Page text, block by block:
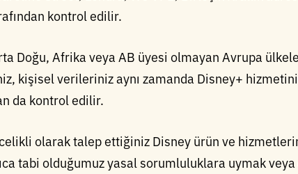
kontrol edilir.
Doğu, Afrika veya AB üyesi olmayan Avrupa
kişisel verileriniz aynı zamanda Disney+
da kontrol edilir.
olarak talep ettiğiniz Disney ürün ve
tabi olduğumuz yasal sorumluluklara uymak